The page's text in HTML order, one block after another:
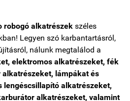
robogó alkatrészek széles
Legyen szó karbantartásról,
nálunk megtalálod a
elektromos alkatrészeket, fék
lámpákat és
lengéscsillapító alkatrészeket,
alkatrészeket, valamint